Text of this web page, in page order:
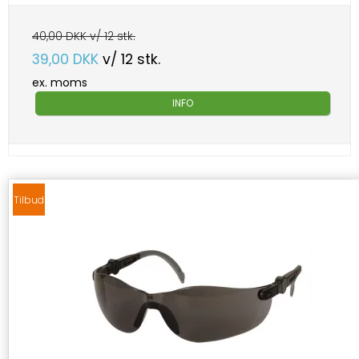
40,00 DKK v/ 12 stk.
39,00 DKK v/ 12 stk.
ex. moms
INFO
Tilbud